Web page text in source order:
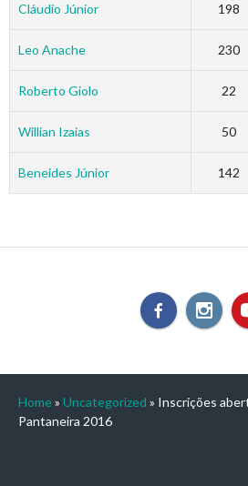
Cláudio Júnior 198
Leo Anache 230
Roberto Giolo 22
Willian Izaias 50
Beneides Júnior 142
Home » Uncategorized » Inscrições
Pantaneira 2016